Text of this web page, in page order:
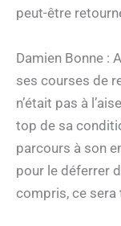
peut-être
Damien Bonne :
ses courses de
n’était pas à
top de sa
parcours à son
pour le déferrer
compris, ce sera